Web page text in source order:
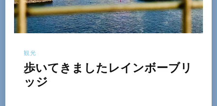
観光
歩いてきましたレインボーブリ
ッジ